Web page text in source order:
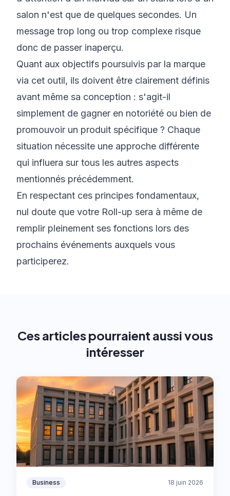
salon n'est que de quelques secondes. Un
message trop long ou trop complexe risque
donc de passer inaperçu.
Quant aux objectifs poursuivis par la marque
via cet outil, ils doivent être clairement définis
avant même sa conception : s'agit-il
simplement de gagner en notoriété ou bien de
promouvoir un produit spécifique ? Chaque
situation nécessite une approche différente
qui influera sur tous les autres aspects
mentionnés précédemment.
En respectant ces principes fondamentaux,
nul doute que votre Roll-up sera à même de
remplir pleinement ses fonctions lors des
prochains événements auxquels vous
participerez.
Ces articles pourraient aussi vous
intéresser
Business 18 juin 2026